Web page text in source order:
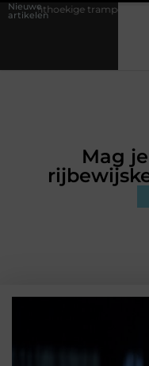
Nieuwe
artikelenkiezen voor jouw tuin
Mag